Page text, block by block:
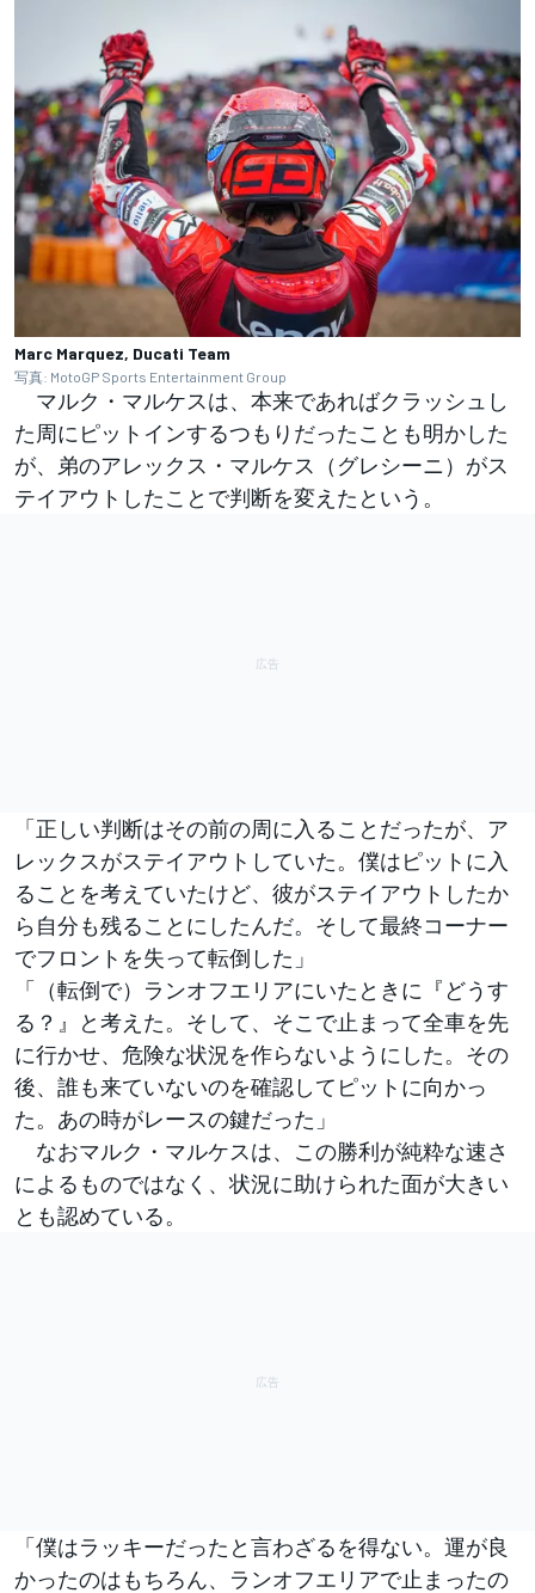
Marc Marquez, Ducati Team
写真: MotoGP Sports Entertainment Group
マルク・マルケスは、本来であればクラッシュし
た周にピットインするつもりだったことも明かした
が、弟のアレックス・マルケス（グレシーニ）がス
テイアウトしたことで判断を変えたという。
「正しい判断はその前の周に入ることだったが、ア
レックスがステイアウトしていた。僕はピットに入
ることを考えていたけど、彼がステイアウトしたか
ら自分も残ることにしたんだ。そして最終コーナー
でフロントを失って転倒した」
「（転倒で）ランオフエリアにいたときに『どうす
る？』と考えた。そして、そこで止まって全車を先
に行かせ、危険な状況を作らないようにした。その
後、誰も来ていないのを確認してピットに向かっ
た。あの時がレースの鍵だった」
なおマルク・マルケスは、この勝利が純粋な速さ
によるものではなく、状況に助けられた面が大きい
とも認めている。
「僕はラッキーだったと言わざるを得ない。運が良
かったのはもちろん、ランオフエリアで止まったの